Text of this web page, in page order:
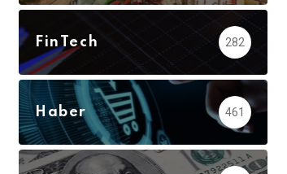
FinTech 282
Haber 461